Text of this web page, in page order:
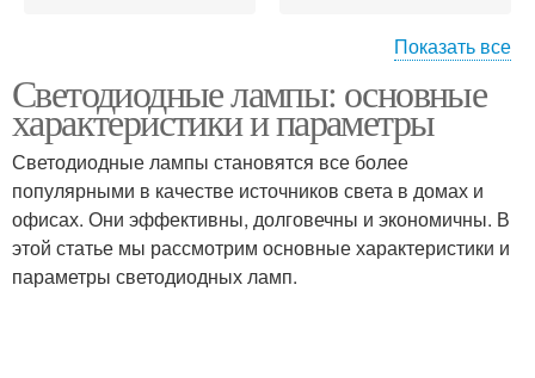
Светодиодные ленты
Показать все
Светодиодные лампы: основные
характеристики и параметры
Светодиодные лампы становятся все более
популярными в качестве источников света в домах и
офисах. Они эффективны, долговечны и экономичны. В
этой статье мы рассмотрим основные характеристики и
параметры светодиодных ламп.